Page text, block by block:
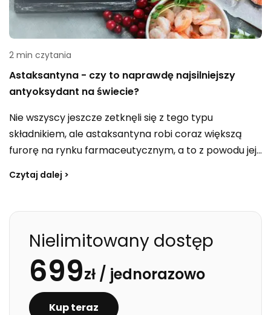
2 min czytania
Astaksantyna - czy to naprawdę najsilniejszy
antyoksydant na świecie?
Nie wszyscy jeszcze zetknęli się z tego typu
składnikiem, ale astaksantyna robi coraz większą
furorę na rynku farmaceutycznym, a to z powodu jej
jest astaksantyna, jak działa i jakie korzyści przynosi
antyoksydant na świecie? A może istnieją jakieś
skutki uboczne związane z jej stosowaniem?
Dowiecie się odpowiedzi na te pytania w poniższym
artykule.
Czytaj dalej >
Nielimitowany dostęp
699zł / jednorazowo
Kup teraz